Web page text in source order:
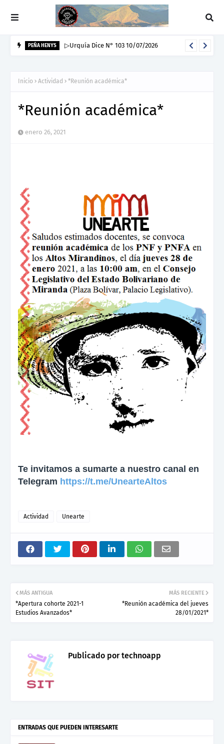
PEÑA HENYS ▷Urquía Dice N° 103 10/07/2026
Inicio Actividad *Reunión académica*
*Reunión académica*
enero 26, 2021
Te invitamos a sumarte a nuestro canal en
Telegram https://t.me/UnearteAltos
Actividad Unearte
MÁS RECIENTE
*Reunión académica del jueves
28/01/2021*
MÁS ANTIGUA
*Apertura cohorte 2021-1
Estudios Avanzados*
Publicado portechnoapp
ENTRADAS QUE PUEDEN INTERESARTE